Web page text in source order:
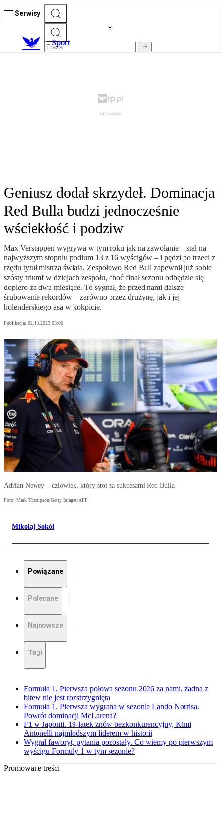
Serwisy
Sport
Geniusz dodał skrzydeł. Dominacja
Red Bulla budzi jednocześnie
wściekłość i podziw
Max Verstappen wygrywa w tym roku jak na zawołanie – stał na
najwyższym stopniu podium 13 z 16 wyścigów – i pędzi po trzeci z
rzędu tytuł mistrza świata. Zespołowo Red Bull zapewnił już sobie
szósty triumf w dziejach zespołu, choć finał sezonu odbędzie się
dopiero za dwa miesiące. To sygnał, że przed nami dalsze
śrubowanie rekordów – zarówno przez drużynę, jak i jej
holenderskiego asa w kokpicie.
Publikacja: 02.10.2023 03:00
Adrian Newey – człowiek, który stoi za sukcesami Red Bulla
Foto: Mark Thompson/Getty Images/AFP
Mikołaj Sokół
Powiązane
Polecane
Najnowsze
Tagi
Formuła 1. Pierwsza połowa sezonu 2026 za nami, żadna z
bitew nie jest rozstrzygnięta
Formuła 1. Pierwsza wygrana w sezonie Lando Norrisa.
Powrót dominacji McLarena?
F1 w Japonii. 19-latek znów bezkonkurencyjny, Kimi
Antonelli najmłodszym liderem w historii
Wygrał faworyt, pytania pozostały. Co wiemy po pierwszym
wyścigu Formuły 1 w tym sezonie?
Promowane treści